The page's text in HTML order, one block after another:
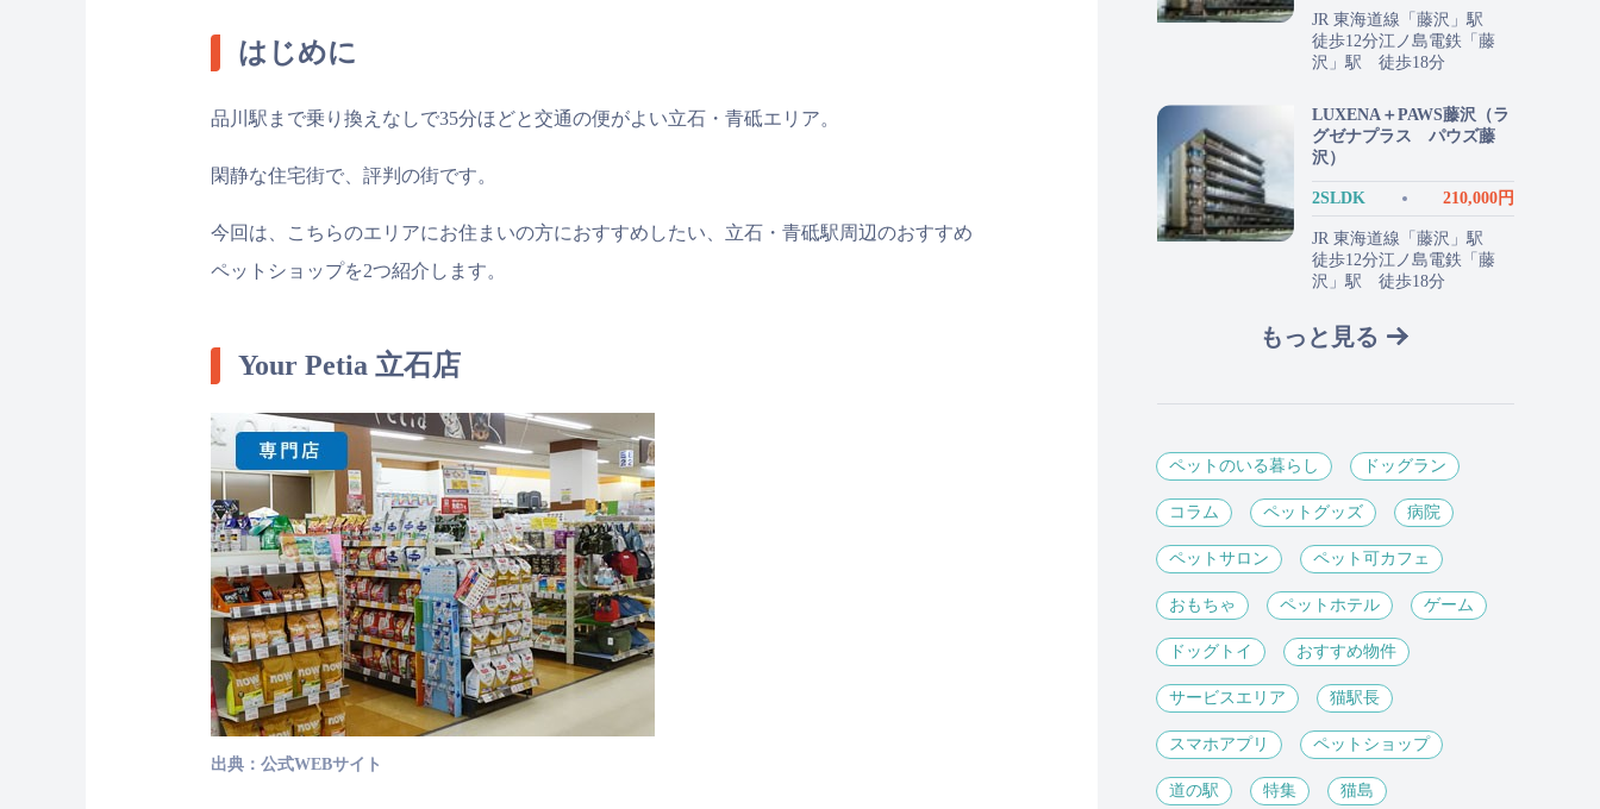
はじめに
品川駅まで乗り換えなしで35分ほどと交通の便がよい立石・青砥エリア。
閑静な住宅街で、評判の街です。
今回は、こちらのエリアにお住まいの方におすすめしたい、立石・青砥駅周辺のおすすめ
ペットショップを2つ紹介します。
Your Petia 立石店
出典：公式WEBサイト
JR 東海道線「藤沢」駅
徒歩12分江ノ島電鉄「藤
沢」駅 徒歩18分
LUXENA＋PAWS藤沢（ラ
グゼナプラス パウズ藤
沢）
2SLDK 210,000円
JR 東海道線「藤沢」駅
徒歩12分江ノ島電鉄「藤
沢」駅 徒歩18分
もっと見る
ペットのいる暮らし ドッグラン
コラム ペットグッズ 病院
ペットサロン ペット可カフェ
おもちゃ ペットホテル ゲーム
ドッグトイ おすすめ物件
サービスエリア 猫駅長
スマホアプリ ペットショップ
道の駅 特集 猫島